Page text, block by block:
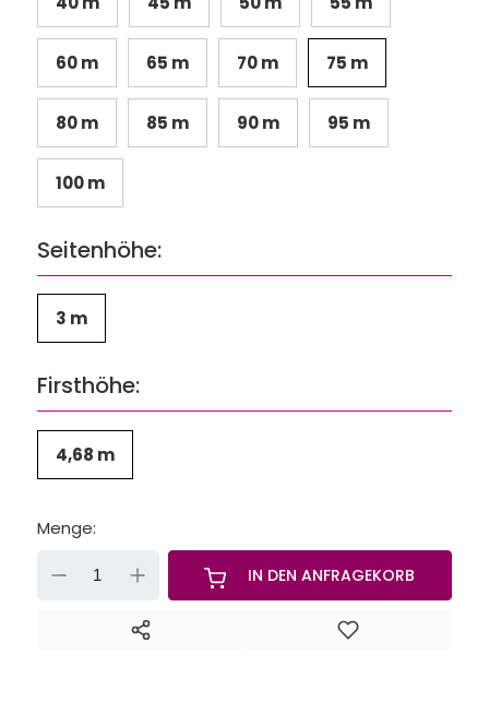
60 m 65 m 70 m 75 m
80 m 85 m 90 m 95 m
100 m
Seitenhöhe:
3 m
Firsthöhe:
4,68 m
Menge:
IN DEN ANFRAGEKORB